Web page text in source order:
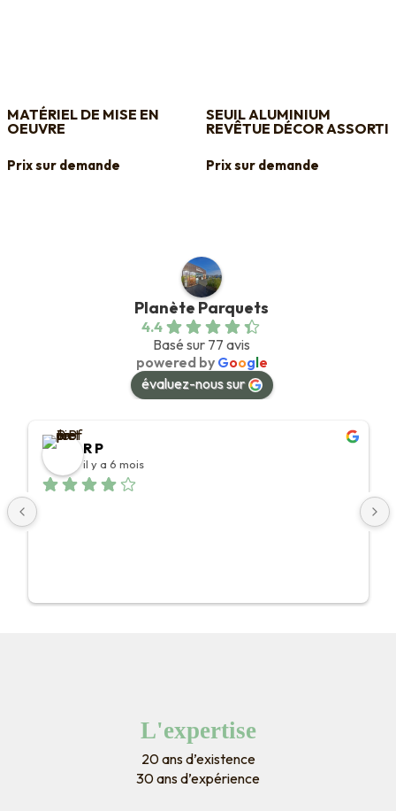
MATÉRIEL DE MISE EN
OEUVRE
Prix sur demande
SEUIL ALUMINIUM
REVÊTUE DÉCOR ASSORTI
Prix sur demande
Planète Parquets
4.4
Basé sur 77 avis
powered by Google
évaluez-nous sur
R P
il y a 6 mois
L'expertise
20 ans d’existence
30 ans d’expérience